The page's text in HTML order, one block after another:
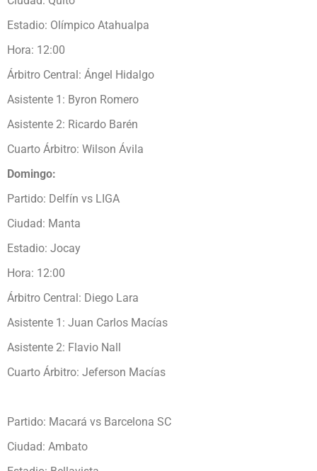
Estadio: Olímpico Atahualpa
Hora: 12:00
Árbitro Central: Ángel Hidalgo
Asistente 1: Byron Romero
Asistente 2: Ricardo Barén
Cuarto Árbitro: Wilson Ávila
Domingo:
Partido: Delfín vs LIGA
Ciudad: Manta
Estadio: Jocay
Hora: 12:00
Árbitro Central: Diego Lara
Asistente 1: Juan Carlos Macías
Asistente 2: Flavio Nall
Cuarto Árbitro: Jeferson Macías
Partido: Macará vs Barcelona SC
Ciudad: Ambato